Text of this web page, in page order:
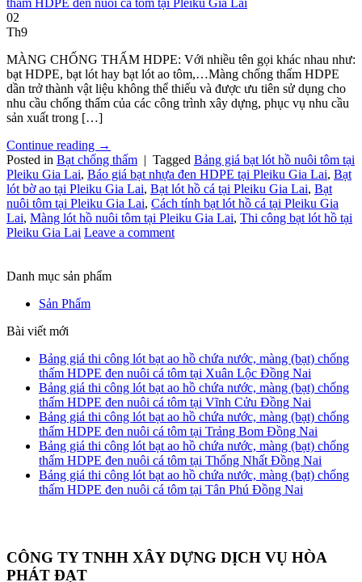
02
Th9
MÀNG CHỐNG THẤM HDPE: Với nhiều tên gọi khác nhau như:
bạt HDPE, bạt lót hay bạt lót ao tôm,…Màng chống thấm HDPE
dần trở thành vật liệu không thể thiếu và được ưu tiên sử dụng cho
nhu cầu chống thấm của các công trình xây dựng, phục vụ nhu cầu
sản xuất trong […]
Continue reading →
Posted in Bạt chống thấm | Tagged Bảng giá bạt lót hồ nuôi tôm tại
Pleiku Gia Lai, Báo giá bạt nhựa đen HDPE tại Pleiku Gia Lai, Bạt
lót bờ ao tại Pleiku Gia Lai, Bạt lót hồ cá tại Pleiku Gia Lai, Bạt
nuôi tôm tại Pleiku Gia Lai, Cách tính bạt lót hồ cá tại Pleiku Gia
Lai, Màng lót hồ nuôi tôm tại Pleiku Gia Lai, Thi công bạt lót hồ tại
Pleiku Gia Lai Leave a comment
Danh mục sản phẩm
Sản Phẩm
Bài viết mới
Bảng giá thi công lót bạt ao hồ chứa nước, màng (bạt) chống
thấm HDPE đen nuôi cá tôm tại Xuân Lộc Đồng Nai
Bảng giá thi công lót bạt ao hồ chứa nước, màng (bạt) chống
thấm HDPE đen nuôi cá tôm tại Vĩnh Cửu Đồng Nai
Bảng giá thi công lót bạt ao hồ chứa nước, màng (bạt) chống
thấm HDPE đen nuôi cá tôm tại Trảng Bom Đồng Nai
Bảng giá thi công lót bạt ao hồ chứa nước, màng (bạt) chống
thấm HDPE đen nuôi cá tôm tại Thống Nhất Đồng Nai
Bảng giá thi công lót bạt ao hồ chứa nước, màng (bạt) chống
thấm HDPE đen nuôi cá tôm tại Tân Phú Đồng Nai
CÔNG TY TNHH XÂY DỰNG DỊCH VỤ HÒA
PHÁT ĐẠT